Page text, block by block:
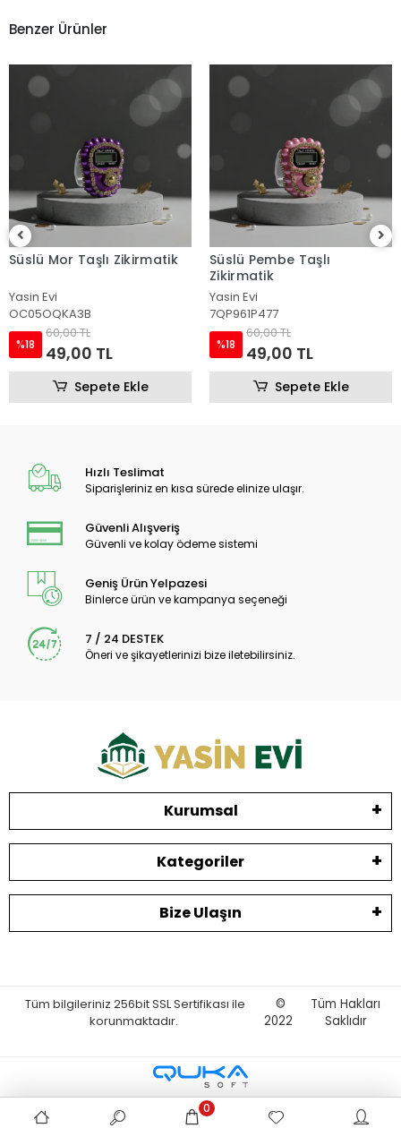
Benzer Ürünler
Süslü Mor Taşlı Zikirmatik
Yasin Evi
OC05OQKA3B
%18
60,00 TL
49,00 TL
Sepete Ekle
Süslü Pembe Taşlı
Zikirmatik
Yasin Evi
7QP961P477
%18
60,00 TL
49,00 TL
Sepete Ekle
Hızlı Teslimat
Siparişleriniz en kısa sürede elinize ulaşır.
Güvenli Alışveriş
Güvenli ve kolay ödeme sistemi
Geniş Ürün Yelpazesi
Binlerce ürün ve kampanya seçeneği
7 / 24 DESTEK
Öneri ve şikayetlerinizi bize iletebilirsiniz.
Kurumsal
Kategoriler
Bize Ulaşın
Tüm bilgileriniz 256bit SSL Sertifikası ile
korunmaktadır.
©
2022
Tüm Hakları
Saklıdır
0